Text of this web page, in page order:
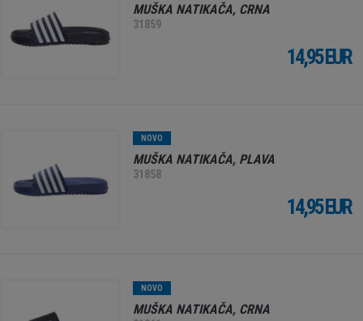
MUŠKA NATIKAČA, CRNA
31859
14,95 EUR
NOVO
MUŠKA NATIKAČA, PLAVA
31858
14,95 EUR
NOVO
MUŠKA NATIKAČA, CRNA